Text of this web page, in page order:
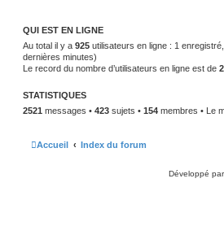
QUI EST EN LIGNE
Au total il y a 925 utilisateurs en ligne : 1
dernières minutes)
Le record du nombre d’utilisateurs en ligne est de
STATISTIQUES
2521 messages • 423 sujets • 154 membres • Le
Accueil Index du forum
Développé par